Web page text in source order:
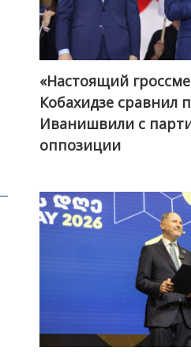
@ქართული ოცნება /
«Настоящий
Кобахидзе сравнил
Иванишвили с
оппозиции